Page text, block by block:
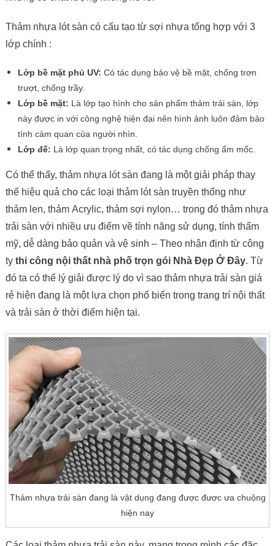
Thảm nhựa lót sàn có cấu tạo từ sợi nhựa tổng hợp với 3
lớp chính :
Lớp bề mặt phủ UV: Có tác dụng bảo vệ bề mặt, chống trơn
trượt, chống trầy.
Lớp bề mặt: Là lớp tạo hình cho sản phẩm thảm trải sàn, lớp
này được in với công nghệ hiện đại nên hình ảnh luôn đảm bảo
tính cảm quan của người nhìn.
Lớp đế: Là lớp quan trọng nhất, có tác dụng chống ẩm mốc.
Có thể thấy, thảm nhựa lót sàn đang là một giải pháp thay
thế hiệu quả cho các loại thảm lót sàn truyền thống như
thảm len, thảm Acrylic, thảm sợi nylon… trong đó thảm nhựa
trải sàn với nhiều ưu điểm về tính năng sử dụng, tính thẩm
mỹ, dễ dàng bảo quản và vệ sinh – Theo nhận định từ công
ty thi công nội thất nhà phố trọn gói Nhà Đẹp Ở Đây. Từ
đó ta có thể lý giải được lý do vì sao thảm nhựa trải sàn giá
rẻ hiện đang là một lựa chọn phổ biến trong trang trí nội thất
và trải sàn ở thời điểm hiện tại.
Thảm nhựa trải sàn đang là vật dụng đang được được ưa chuộng
hiện nay